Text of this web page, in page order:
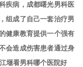
病，成都曙光男科医
组成了自己一套治疗男
健康教育提供一个强有
会造成伤害患者通过身
堰看男科哪个医院好